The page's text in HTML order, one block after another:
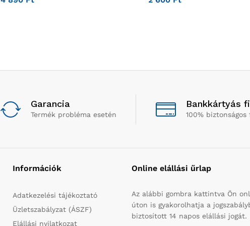
Garancia
Termék probléma esetén
Bankkártyás
100% biztonságos
Információk
Adatkezelési tájékoztató
Üzletszabályzat (ÁSZF)
Elállási nyilatkozat
Online elállási űrlap
Az alábbi gombra kattintva Ön
úton is gyakorolhatja a
biztosított 14 napos elállási jogát.